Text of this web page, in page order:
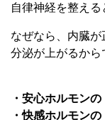
自律神経を整える
なぜなら、内臓
分泌が上がるから
・安心ホルモンの
・快感ホルモンの